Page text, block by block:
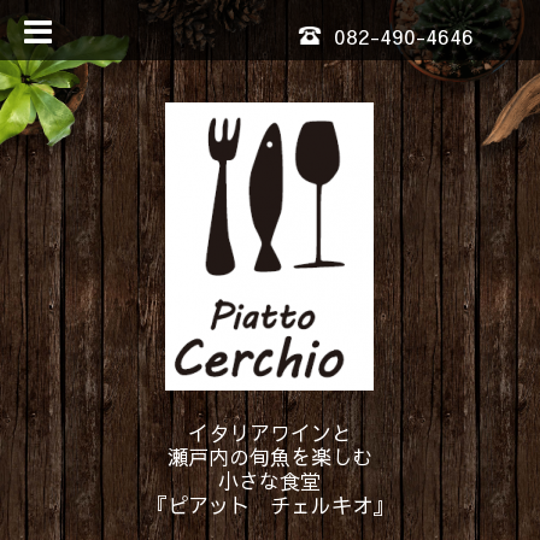
082-490-4646
イタリアワインと
瀬戸内の旬魚を楽しむ
小さな食堂
『ピアット チェルキオ』